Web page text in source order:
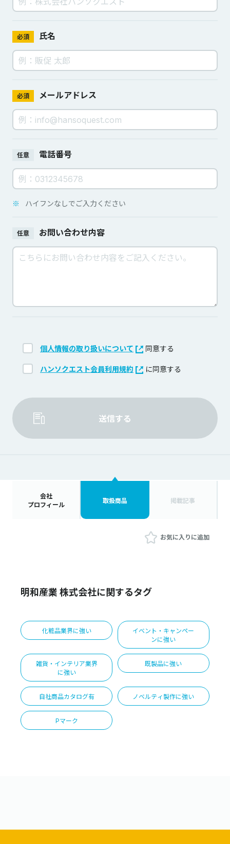
必須 氏名
必須 メールアドレス
任意 電話番号
※ ハイフンなしでご入力ください
任意 お問い合わせ内容
個人情報の取り扱いについて 同意する
ハンソクエスト会員利用規約 に同意する
送信する
会社
プロフィール
取扱商品 掲載記事
お気に入りに追加
明和産業 株式会社に関するタグ
化粧品業界に強い
イベント・キャンペー
ンに強い
雑貨・インテリア業界
に強い
既製品に強い
自社商品カタログ有 ノベルティ製作に強い
Pマーク